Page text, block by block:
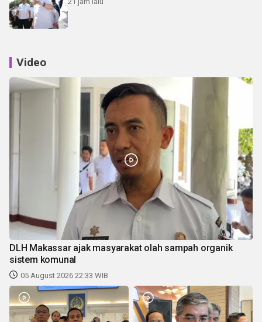
Video
DLH Makassar ajak masyarakat olah sampah organik
sistem komunal
05 August 2026 22:33 WIB